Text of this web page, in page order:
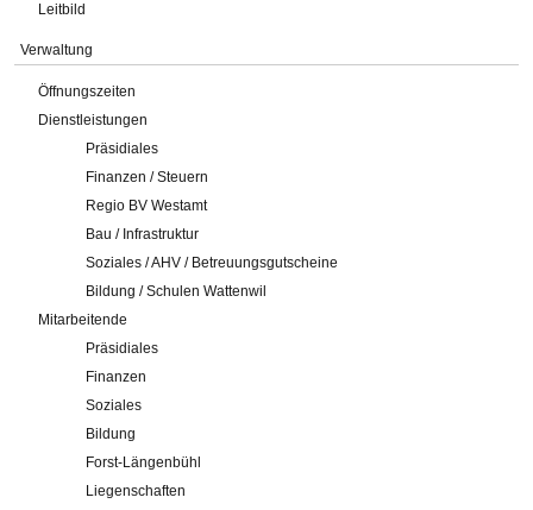
Leitbild
Verwaltung
Öffnungszeiten
Dienstleistungen
Präsidiales
Finanzen / Steuern
Regio BV Westamt
Bau / Infrastruktur
Soziales / AHV / Betreuungsgutscheine
Bildung / Schulen Wattenwil
Mitarbeitende
Präsidiales
Finanzen
Soziales
Bildung
Forst-Längenbühl
Liegenschaften